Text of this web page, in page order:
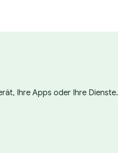
Ihre Apps oder Ihre Dienste.